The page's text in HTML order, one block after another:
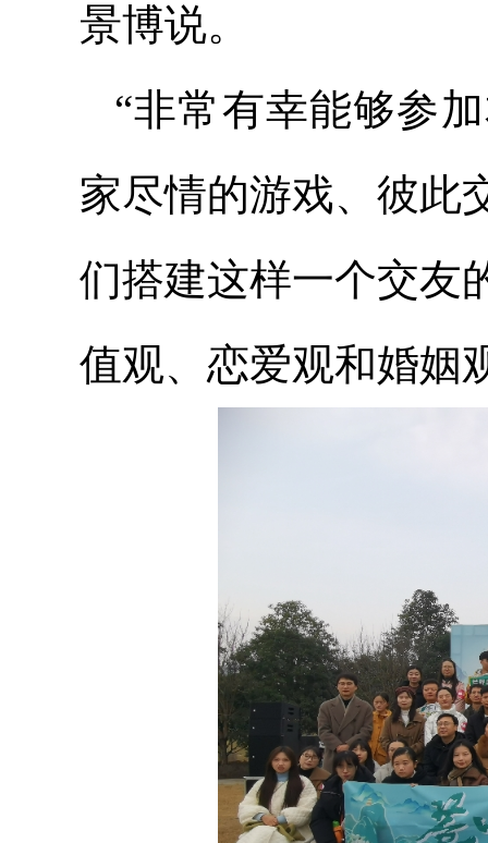
景博说。
“非常有幸能够参
家尽情的游戏、彼此
们搭建这样一个交友
值观、恋爱观和婚姻